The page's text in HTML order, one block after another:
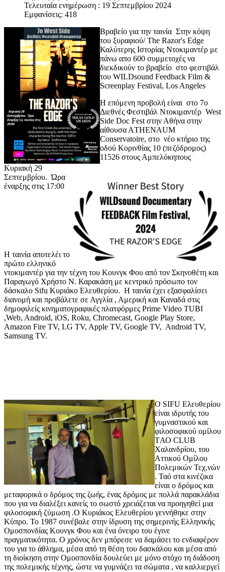
Τελευταία ενημέρωση : 19 Σεπτεμβρίου 2024
Εμφανίσεις: 418
Βραβείο για την ταινία Στην κόψη
του ξυραφιού/ The Razor's Edge
Καλύτερης Ιστορίας Ντοκιμαντέρ με
πάνω απο 600 συμμετοχές να
διεκδικούν το βραβείο στο φεστιβάλ
του WILDsound Feedback Film &
Screenplay Festival, Los Angeles
Η επόμενη προβολή είναι στο 7o
Διεθνές Φεστιβάλ Ντοκιμαντέρ West
Side Doc Fest στην Αθήνα στην
αίθουσα ΑTHENAUM
Conservatoire, στο νέο κτήριο της
οδού Κορινθίας 10 (πεζόδρομος)
11526 στους Αμπελόκηπους
Κυριακή 29
Σεπτεμβρίου. Ώρα
έναρξης στις 17:00
Η ταινία αποτελέι το
πρώτο ελληνικό
ντοκιμαντέρ για την τέχνη του Κουνγκ Φου από τον Σκηνοθέτη και
Παραγωγό Χρήστο Ν. Καρακάση με κεντρικό πρόσωπο τον
δάσκαλο Sifu Κυριάκο Ελευθερίου. Η ταινία έχει εξασφαλίσει
διανομή και προβάλετε σε Αγγλία , Αμερική και Καναδά στις
δημοφιλείς κινηματογραφικές πλατφόρμες Prime Video TUBI
,Web, Android, iOS, Roku, Chromecast, Google Play Store,
Amazon Fire TV, LG TV, Apple TV, Google TV, Android TV,
Samsung TV.
Ο SIFU Ελευθερίου
είναι ιδρυτής τoυ
γυμναστικού και
φιλοσοφικού ομίλου
TΑΟ CLUB
Χαλανδρίου, του
Αττικού Ομίλου
Πολεμικών Τεχ,νών
. Ταό στα κινέζικα
είναι ο δρόμος και
μεταφορικά ο δρόμος της ζωής, ένας δρόμος με πολλά παρακλάδια
που για να διαλέξει κανείς το σωστό χρειάζεται να προηγηθεί μια
φιλοσοφική ζύμωση .Ο Κυριάκος Ελευθερίου γεννήθηκε στην
Κύπρο. Το 1987 συνέβαλε στην ίδρυση της σημερινής Ελληνικής
Ομοσπονδίας Κουνγκ Φου και ένα όνειρο του έγινε
πραγματικότητα. Ο χρόνος δεν μπόρεσε να δαμάσει το ενδιαφέρον
του για το άθλημα, μέσα από τη θέση του δασκάλου και μέσα από
τη διοίκηση στην Ομοσπονδία δουλεύει με μόνο στόχο τη διάδοση
της πολεμικής τέχνης, ώστε να γυμνάζει τα σώματα , να καλλιεργεί